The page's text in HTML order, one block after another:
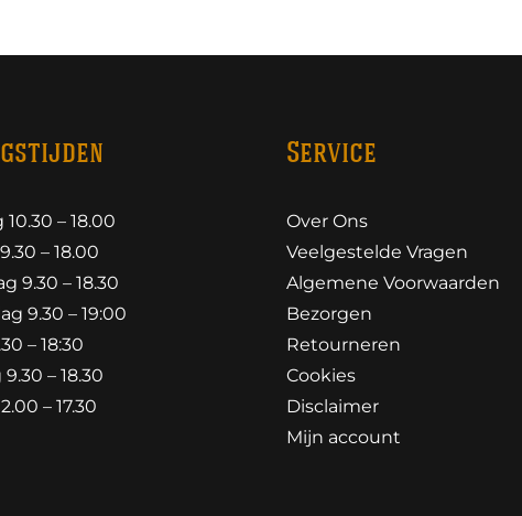
– 18.00
– 18.00
9.30 – 18.30
9.30 – 19:00
– 18:30
– 18.30
– 17.30
Service
Over Ons
Veelgestelde Vragen
Algemene Voorwaarden
Bezorgen
Retourneren
Cookies
Disclaimer
Mijn account